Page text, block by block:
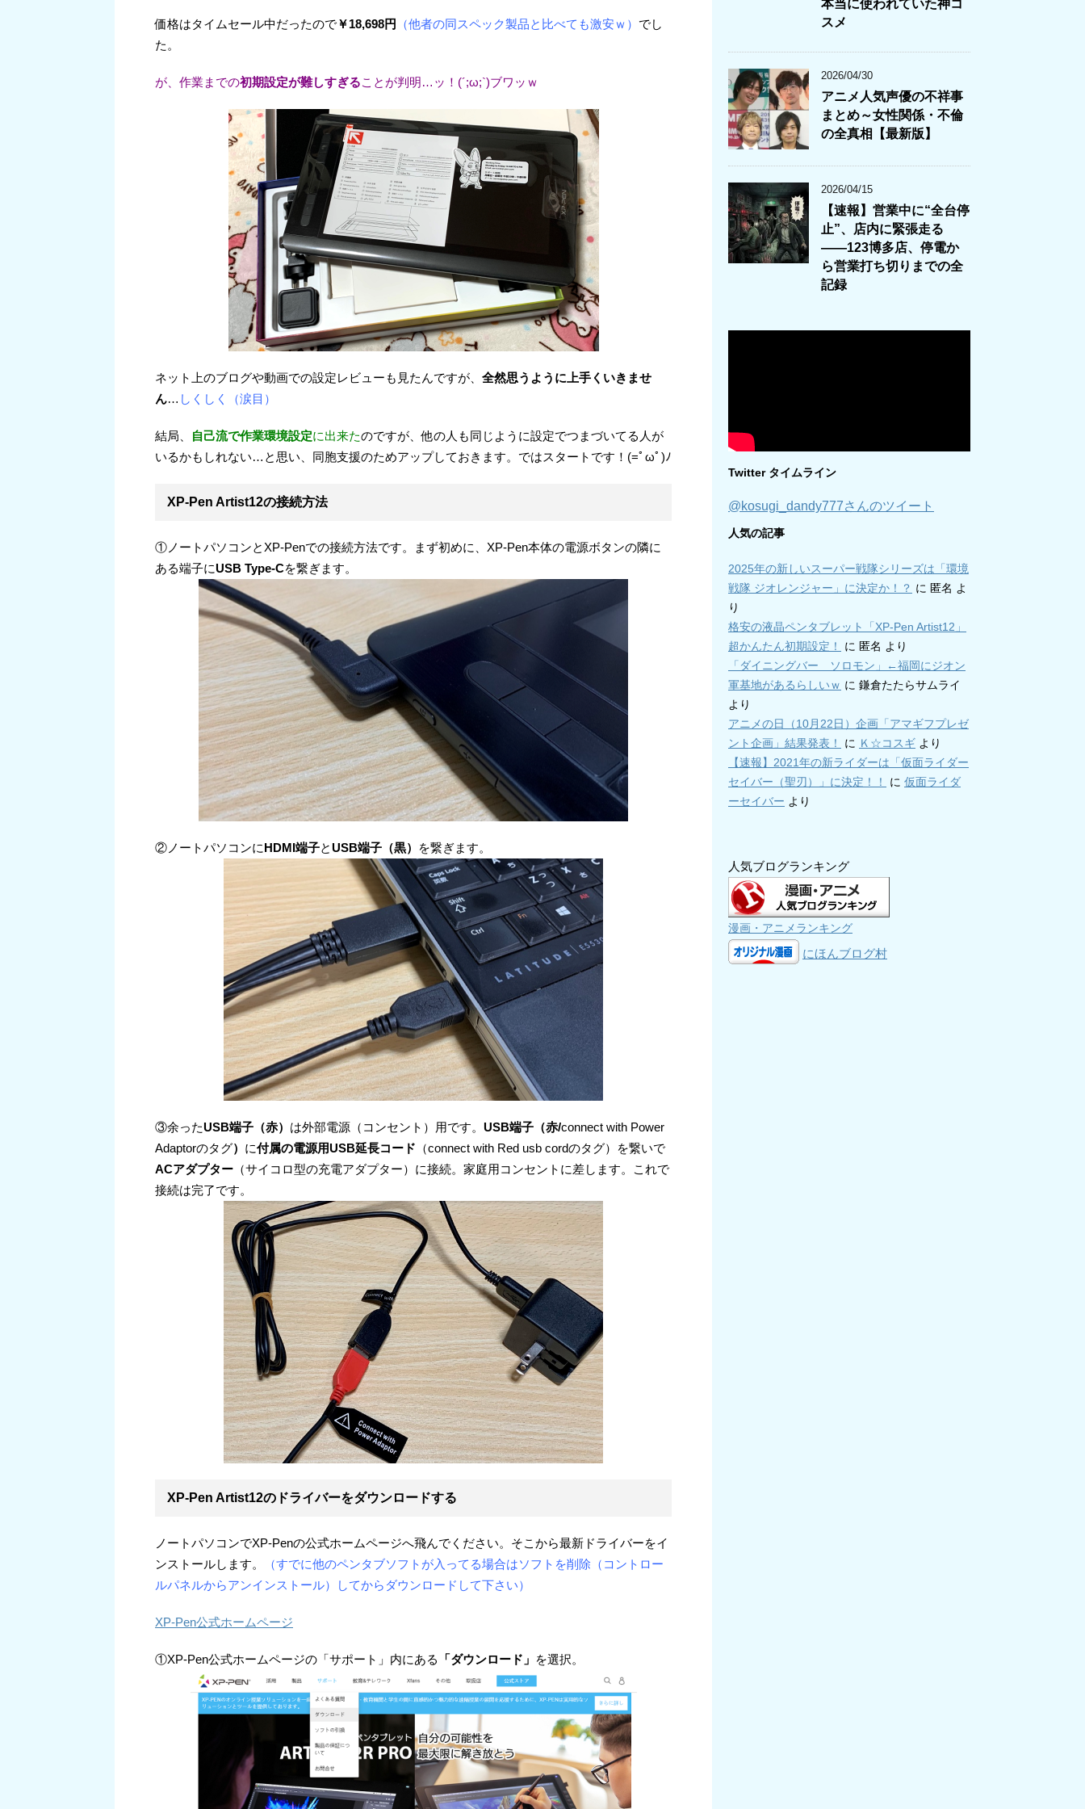
価格はタイムセール中だったので￥18,698円 （他者の同スペック製品と比べても激安ｗ） でし
た。
が、作業までの初期設定が難しすぎることが判明…ッ！(´;ω;`)ブワッｗ
ネット上のブログや動画での設定レビューも見たんですが、 全然思うように上手くいきませ
ん… しくしく（涙目）
結局、 自己流で作業環境設定に出来たのですが、他の人も同じように設定でつまづいてる人が
いるかもしれない…と思い、同胞支援のためアップしておきます。ではスタートです！(=ﾟωﾟ)ﾉ
XP-Pen Artist12の接続方法
①ノートパソコンとXP-Penでの接続方法です。まず初めに、XP-Pen本体の電源ボタンの隣に
ある端子にUSB Type-Cを繋ぎます。
②ノートパソコンにHDMI端子とUSB端子（黒） を繋ぎます。
③余ったUSB端子（赤） は外部電源（コンセント）用です。 USB端子（赤/connect with Power
Adaptorのタグ） に付属の電源用USB延長コード （connect with Red usb cordのタグ）を繋いで
ACアダプター （サイコロ型の充電アダプター）に接続。家庭用コンセントに差します。これで
接続は完了です。
XP-Pen Artist12のドライバーをダウンロードする
ノートパソコンでXP-Penの公式ホームページへ飛んでください。そこから最新ドライバーをイ
ンストールします。
（すでに他のペンタブソフトが入ってる場合はソフトを削除（コントロー
ルパネルからアンインストール）してからダウンロードして下さい）
XP-Pen公式ホームページ
①XP-Pen公式ホームページの「サポート」内にある 「ダウンロード」 を選択。
本当に使われていた神コ
スメ
2026/04/30
アニメ人気声優の不祥事
まとめ～女性関係・不倫
の全真相【最新版】
2026/04/15
【速報】営業中に“全台停
止”、店内に緊張走る
――123博多店、停電か
ら営業打ち切りまでの全
記録
Twitter タイムライン
@kosugi_dandy777さんのツイート
人気の記事
2025年の新しいスーパー戦隊シリーズは「環境
戦隊 ジオレンジャー」に決定か！？ に 匿名 よ
り
格安の液晶ペンタブレット「XP-Pen Artist12」
超かんたん初期設定！
に 匿名 より
「ダイニングバー ソロモン」←福岡にジオン
軍基地があるらしいｗ に 鎌倉たたらサムライ
より
アニメの日（10月22日）企画「アマギフプレゼ
ント企画」結果発表！
に Ｋ☆コスギ より
【速報】2021年の新ライダーは「仮面ライダー
セイバー（聖刃）」に決定！！
に 仮面ライダ
ーセイバー より
人気ブログランキング
漫画・アニメランキング
にほんブログ村